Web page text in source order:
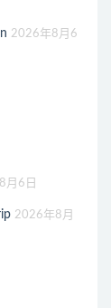
2026年8月6
月6日
2026年8月